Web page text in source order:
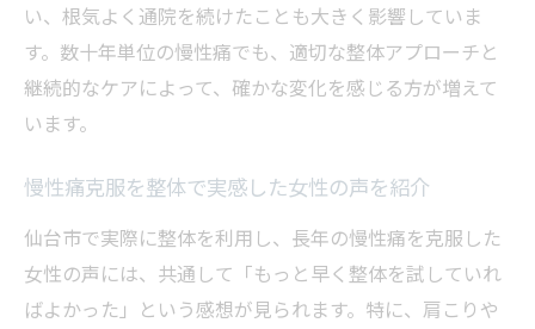
い、根気よく通院を続けたことも大きく影響していま
す。数十年単位の慢性痛でも、適切な整体アプローチと
継続的なケアによって、確かな変化を感じる方が増えて
います。
慢性痛克服を整体で実感した女性の声を紹介
仙台市で実際に整体を利用し、長年の慢性痛を克服した
女性の声には、共通して「もっと早く整体を試していれ
ばよかった」という感想が見られます。特に、肩こりや